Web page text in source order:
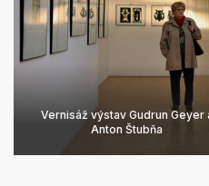
Vernisáž výstav Gudrun Geyer
Anton Štubňa